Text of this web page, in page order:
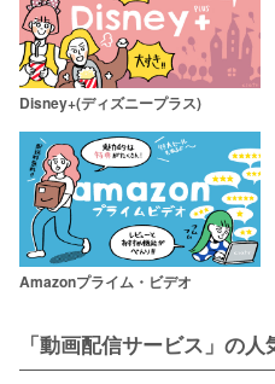
Disney+(ディズニープラス)
Amazonプライム・ビデオ
「動画配信サービス」の